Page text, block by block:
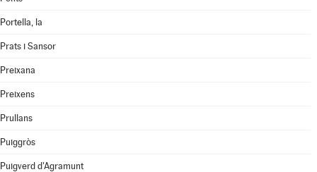
Portella, la
Prats i Sansor
Preixana
Preixens
Prullans
Puiggròs
Puigverd d'Agramunt